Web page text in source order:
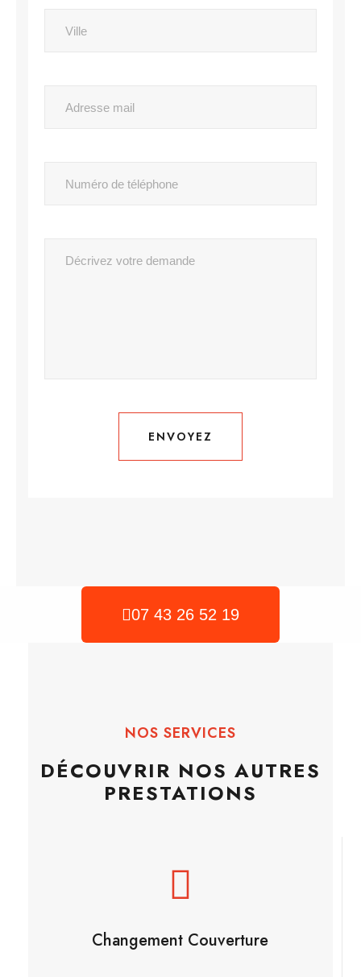
ENVOYEZ
ENVOYEZ
07 43 26 52 19
NOS SERVICES
DÉCOUVRIR NOS AUTRES
PRESTATIONS
Changement Couverture